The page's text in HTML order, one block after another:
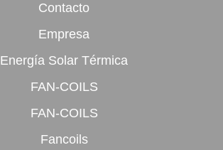
Contacto
Empresa
Energía Solar Térmica
FAN-COILS
FAN-COILS
Fancoils